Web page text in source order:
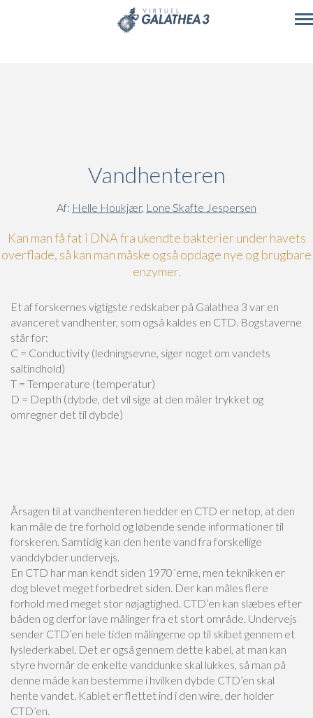
Vandhenteren
Af: Helle Houkjær, Lone Skafte Jespersen
Kan man få fat i DNA fra ukendte bakterier under havets
overflade, så kan man måske også opdage nye og brugbare
enzymer.
Et af forskernes vigtigste redskaber på Galathea 3 var en
avanceret vandhenter, som også kaldes en CTD. Bogstaverne
står for:
C = Conductivity (ledningsevne, siger noget om vandets
saltindhold)
T = Temperature (temperatur)
D = Depth (dybde, det vil sige at den måler trykket og
omregner det til dybde)
Årsagen til at vandhenteren hedder en CTD er netop, at den
kan måle de tre forhold og løbende sende informationer til
forskeren. Samtidig kan den hente vand fra forskellige
vanddybder undervejs.
En CTD har man kendt siden 1970´erne, men teknikken er
dog blevet meget forbedret siden. Der kan måles flere
forhold med meget stor nøjagtighed. CTD’en kan slæbes efter
båden og derfor lave målinger fra et stort område. Undervejs
sender CTD’en hele tiden målingerne op til skibet gennem et
lyslederkabel. Det er også gennem dette kabel, at man kan
styre hvornår de enkelte vanddunke skal lukkes, så man på
denne måde kan bestemme i hvilken dybde CTD’en skal
hente vandet. Kablet er flettet ind i den wire, der holder
CTD’en.